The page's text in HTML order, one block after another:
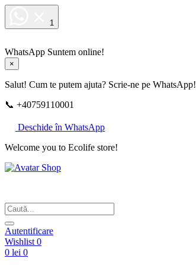
1
WhatsApp Suntem online!
×
Salut! Cum te putem ajuta? Scrie-ne pe WhatsApp!
📞 +40759110001
Deschide în WhatsApp
Welcome you to Ecolife store!
Autentificare
Wishlist 0
0 lei 0